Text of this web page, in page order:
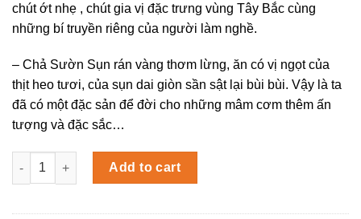
chút ớt nhẹ , chút gia vị đặc trưng vùng Tây Bắc cùng
những bí truyền riêng của người làm nghề.
– Chả Sườn Sụn rán vàng thơm lừng, ăn có vị ngọt của
thịt heo tươi, của sụn dai giòn sần sật lại bùi bùi. Vậy là ta
đã có một đặc sản để đời cho những mâm cơm thêm ấn
tượng và đặc sắc…
Chả Sụn Hà Thành 250g quantity
Add to cart